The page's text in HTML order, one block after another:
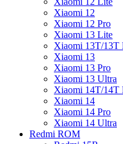
Xiaomi 12
Xiaomi 12 Pro
Xiaomi 13 Lite
Xiaomi 13T/13T
Xiaomi 13
Xiaomi 13 Pro
Xiaomi 13 Ultra
Xiaomi 14T/14T
Xiaomi 14
Xiaomi 14 Pro
Xiaomi 14 Ultra
Redmi ROM